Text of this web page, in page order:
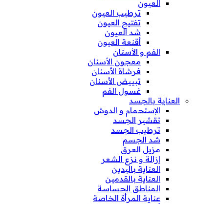
العيون
ترطيب العيون
تفتيح العيون
شد العيون
أقنعة العيون
الفم و الأسنان
معجون الأسنان
فرشاة الأسنان
تبييض الأسنان
غسول الفم
العناية بالجسد
الإستحمام و الدوش
تقشير الجسد
ترطيب الجسد
شد الجسم
مزيل العرق
إزالة و نزع الشعر
العناية باليدين
العناية بالقدمين
المناطق الحساسة
عناية المرأة الخاصة